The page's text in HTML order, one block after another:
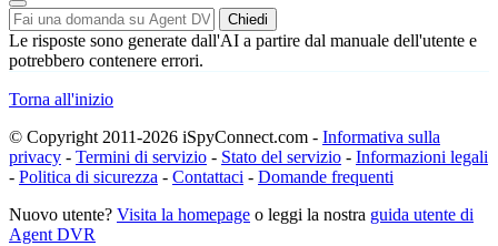
Chiedi
Le risposte sono generate dall'AI a partire dal manuale dell'utente e
potrebbero contenere errori.
Torna all'inizio
© Copyright 2011-2026 iSpyConnect.com - Informativa sulla
privacy - Termini di servizio - Stato del servizio - Informazioni legali
- Politica di sicurezza - Contattaci - Domande frequenti
Nuovo utente? Visita la homepage o leggi la nostra guida utente di
Agent DVR